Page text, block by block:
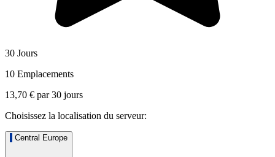
30 Jours
10 Emplacements
13,70 € par30 jours
Choisissez la localisation du serveur:
Central Europe